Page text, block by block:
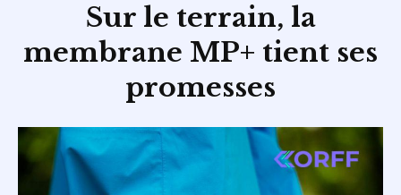
Sur le terrain, la
membrane MP+ tient ses
promesses